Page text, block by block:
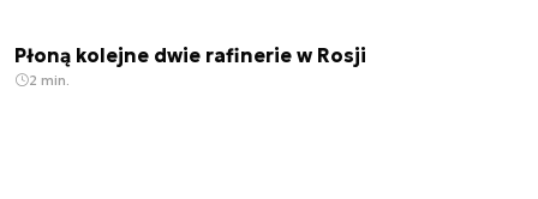
Płoną kolejne dwie rafinerie w Rosji
2 min.